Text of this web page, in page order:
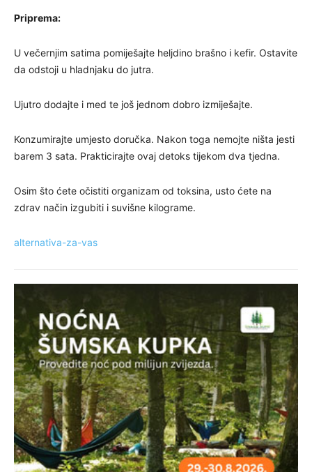
Priprema:
U večernjim satima pomiješajte heljdino brašno i kefir. Ostavite
da odstoji u hladnjaku do jutra.
Ujutro dodajte i med te još jednom dobro izmiješajte.
Konzumirajte umjesto doručka. Nakon toga nemojte ništa jesti
barem 3 sata. Prakticirajte ovaj detoks tijekom dva tjedna.
Osim što ćete očistiti organizam od toksina, usto ćete na
zdrav način izgubiti i suvišne kilograme.
alternativa-za-vas